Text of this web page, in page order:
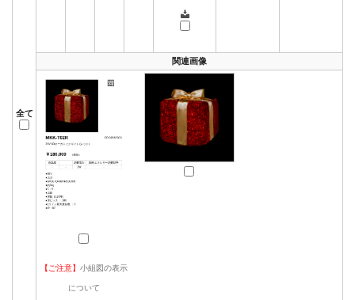
全て
関連画像
【ご注意】 小組図の表示
について